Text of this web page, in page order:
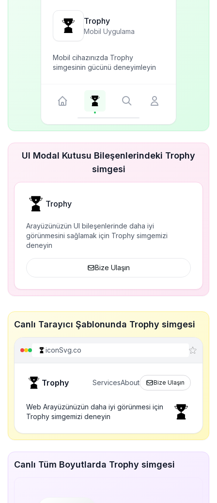
Trophy
Mobil Uygulama
Mobil cihazınızda Trophy
simgesinin gücünü deneyimleyin
UI Modal Kutusu Bileşenlerindeki Trophy
simgesi
Trophy
Arayüzünüzün UI bileşenlerinde daha iyi
görünmesini sağlamak için Trophy simgemizi
deneyin
Bize Ulaşın
Canlı Tarayıcı Şablonunda Trophy simgesi
iconSvg.co
Trophy ServicesAbout Bize Ulaşın
Web Arayüzünüzün daha iyi görünmesi için
Trophy simgemizi deneyin
Canlı Tüm Boyutlarda Trophy simgesi